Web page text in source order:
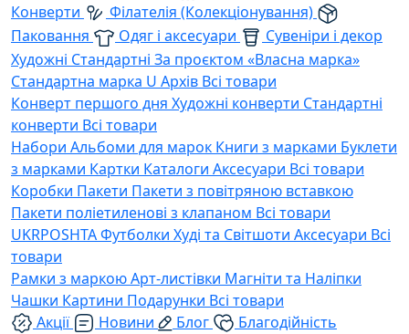
Конверти
Філателія (Колекціонування)
Паковання
Одяг і аксесуари
Сувеніри і декор
Художні Стандартні За проєктом «Власна марка»
Стандартна марка U Архів Всі товари
Конверт першого дня Художні конверти Стандартні
конверти Всі товари
Набори Альбоми для марок Книги з марками Буклети
з марками Картки Каталоги Аксесуари Всі товари
Коробки Пакети Пакети з повітряною вставкою
Пакети поліетиленові з клапаном Всі товари
UKRPOSHTAФутболки Худі та Світшоти Аксесуари Всі
товари
Рамки з маркоюАрт-листівки Магніти та Наліпки
Чашки Картини Подарунки Всі товари
Акції
Новини Блог
Благодійність